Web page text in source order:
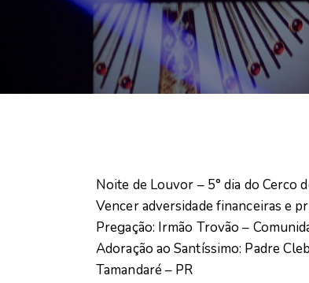
Noite de Louvor – 5° dia do Cerco
Vencer adversidade financeiras e
Pregação: Irmão Trovão –
Adoração ao Santíssimo: Padre
Tamandaré – PR